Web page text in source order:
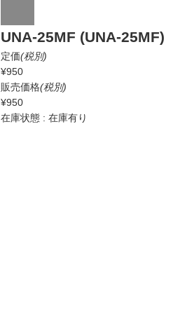
UNA-25MF (UNA-25MF)
定価(税別)
¥950
販売価格(税別)
¥950
在庫状態 : 在庫有り